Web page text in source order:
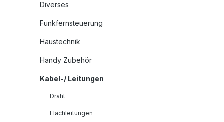
Diverses
Funkfernsteuerung
Haustechnik
Handy Zubehör
Kabel-/ Leitungen
Draht
Flachleitungen